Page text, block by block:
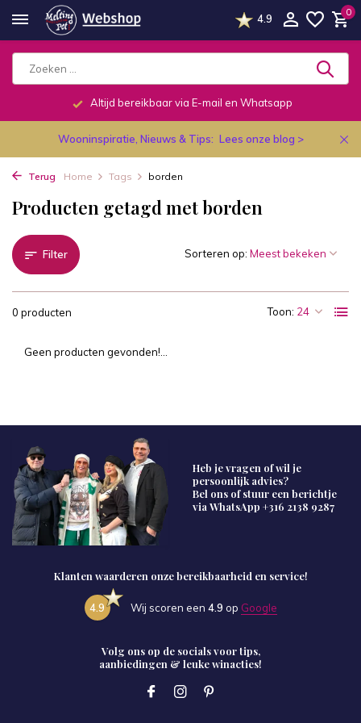
4.9
0
Altijd bereikbaar via E-mail en Whatsapp
Wooninspiratie, Nieuws & Tips: Lees onze blog >
Terug Home Tags borden
Producten getagd met borden
Filter
0 producten Toon:
Sorteren op:
Geen producten gevonden!...
Heb je vragen of wil je
persoonlijk advies?
Bel ons of stuur een berichtje
via WhatsApp +316 2138 9287
Klanten waarderen onze bereikbaarheid en service!
4.9 Wij scoren een 4.9 op Google
Volg ons op de socials voor tips,
aanbiedingen & leuke winacties!